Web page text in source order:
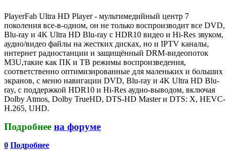
PlayerFab Ultra HD Player - мультимедийный центр 7
поколения все-в-одном, он не только воспроизводит все DVD,
Blu-ray и 4K Ultra HD Blu-ray с HDR10 видео и Hi-Res звуком,
аудио/видео файлы на жестких дисках, но и IPTV каналы,
интернет радиостанции и защищённый DRM-видеопоток
M3U,такие как ПК и ТВ режимы воспроизведения,
соответственно оптимизированные для маленьких и больших
экранов, c меню навигации DVD, Blu-ray и 4K Ultra HD Blu-
ray, с поддержкой HDR10 и Hi-Res аудио-выводом, включая
Dolby Atmos, Dolby TrueHD, DTS-HD Master и DTS: X, HEVC-
H.265, UHD.
Подробнее на форуме
0 Подробнее